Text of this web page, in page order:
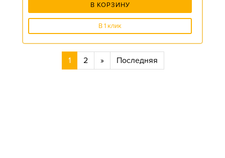
В КОРЗИНУ
В 1 клик
1 2 » Последняя